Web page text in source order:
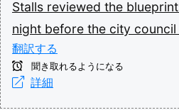
Stalls reviewed the
night before the city council
翻訳する
聞き取れるようになる
詳細